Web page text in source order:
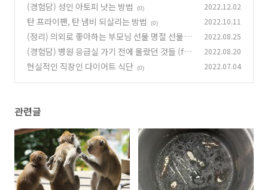
(경험담) 성인 아토피 낫는 방법
(0) 2022.12.02
탄 프라이팬, 탄 냄비 되살리는 방법 (0) 2022.10.11
(정리) 의외로 좋아하는 부모님 선물 명절 선물 추
천 3가지
(0)
2022.08.25
(경험담) 병원 응급실 가기 전에 몰랐던 것들 (ft.
코로나)
(2)
2022.08.20
현실적인 직장인 다이어트 식단 (0) 2022.07.04
관련글